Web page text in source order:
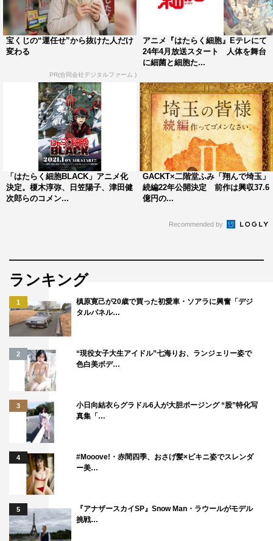
この世界（体）を襲う脅威がやってくる。その時、体の中
ではどんな攻防が繰り広げられているのか！？
迎え撃つのは白血球、赤血球、血小板…etc. 24時間365日
休みなく、はたらき続ける細胞たち。彼らにはそれぞれ性
格と個性があり、葛藤し、成長し、友情や愛情を育んでい
これは、細胞たちが身体を守るためにさまざまな細菌など
の脅威と戦う物語。
作品情報
「はたらく細胞」
脚本：徳永友一
配給：ワーナー・ブラザース映画
©清水茜／講談社 ©映画「はたらく細胞」製作委員会
はたらく細胞 武内英樹
宝くじの“運任せ”から抜けた人だけ
変わる
PR(合同会社デジタルファーム )
アニメ『はたらく細胞』Eテレにて
24年4月放送スタート 人体を舞台
に細菌と細胞た...
「はたらく細胞BLACK」アニメ化
決定。榎木淳弥、日笠陽子、津田健
次郎らのコメン...
GACKT×二階堂ふみ「翔んで埼玉」
続編22年公開決定 前作は興収37.6
億円の...
Recommended by
ランキング
1
槙原寛己が20歳で買った初愛車・ソアラに興奮「デジ
タルパネル…
2
“現役女子大生アイドル”七海りお、ランジェリー姿で
色白美ボデ…
3
小日向結衣らグラドル6人が大胆ポージング “股”特化写
真集「…
4
#Mooove!・赤間四季、おさげ髪×ビキニ姿でスレンダ
ー美…
5
『アナザースカイSP』Snow Man・ラウールがモデル
挑戦…